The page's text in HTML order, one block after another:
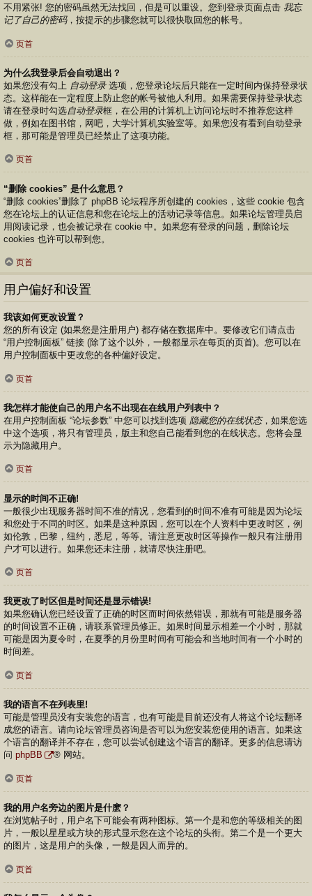
不用紧张! 您的密码虽然无法找回，但是可以重设。您到登录页面点击 我忘
记了自己的密码，按提示的步骤您就可以很快取回您的帐号。
页首
为什么我登录后会自动退出？
如果您没有勾上 自动登录选项，您登录论坛后只能在一定时间内保持登录状
态。这样能在一定程度上防止您的帐号被他人利用。如果需要保持登录状态
请在登录时勾选自动登录框，在公用的计算机上访问论坛时不推荐您这样
做，例如在图书馆，网吧，大学计算机实验室等。如果您没有看到自动登录
框，那可能是管理员已经禁止了这项功能。
页首
“删除 cookies” 是什么意思？
“删除 cookies”删除了 phpBB 论坛程序所创建的 cookies，这些 cookie 包含
您在论坛上的认证信息和您在论坛上的活动记录等信息。如果论坛管理员启
用阅读记录，也会被记录在 cookie 中。如果您有登录的问题，删除论坛
cookies 也许可以帮到您。
页首
用户偏好和设置
我该如何更改设置？
您的所有设定 (如果您是注册用户) 都存储在数据库中。要修改它们请点击
“用户控制面板” 链接 (除了这个以外，一般都显示在每页的页首)。您可以在
用户控制面板中更改您的各种偏好设定。
页首
我怎样才能使自己的用户名不出现在在线用户列表中？
在用户控制面板 “论坛参数” 中您可以找到选项 隐藏您的在线状态，如果您选
中这个选项，将只有管理员，版主和您自己能看到您的在线状态。您将会显
示为隐藏用户。
页首
显示的时间不正确!
一般很少出现服务器时间不准的情况，您看到的时间不准有可能是因为论坛
和您处于不同的时区。如果是这种原因，您可以在个人资料中更改时区，例
如伦敦，巴黎，纽约，悉尼，等等。请注意更改时区等操作一般只有注册用
户才可以进行。如果您还未注册，就请尽快注册吧。
页首
我更改了时区但是时间还是显示错误!
如果您确认您已经设置了正确的时区而时间依然错误，那就有可能是服务器
的时间设置不正确，请联系管理员修正。如果时间显示相差一个小时，那就
可能是因为夏令时，在夏季的月份里时间有可能会和当地时间有一个小时的
时间差。
页首
我的语言不在列表里!
可能是管理员没有安装您的语言，也有可能是目前还没有人将这个论坛翻译
成您的语言。请向论坛管理员咨询是否可以为您安装您使用的语言。如果这
个语言的翻译并不存在，您可以尝试创建这个语言的翻译。更多的信息请访
问 phpBB ® 网站。
页首
我的用户名旁边的图片是什麽？
在浏览帖子时，用户名下可能会有两种图标。第一个是和您的等级相关的图
片，一般以星星或方块的形式显示您在这个论坛的头衔。第二个是一个更大
的图片，这是用户的头像，一般是因人而异的。
页首